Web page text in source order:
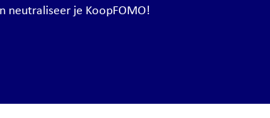
neutraliseer je KoopFOMO!